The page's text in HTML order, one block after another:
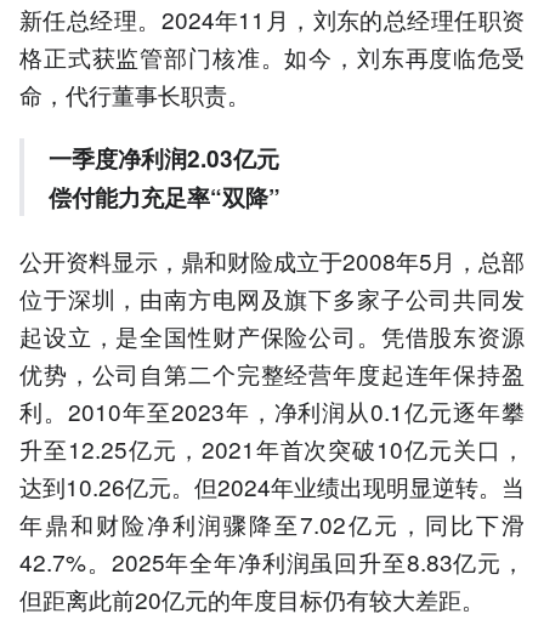
新任总经理。2024年11月，刘东的总经理任职资
格正式获监管部门核准。如今，刘东再度临危受
命，代行董事长职责。
一季度净利润2.03亿元
偿付能力充足率“双降”
公开资料显示，鼎和财险成立于2008年5月，总部
位于深圳，由南方电网及旗下多家子公司共同发
起设立，是全国性财产保险公司。凭借股东资源
优势，公司自第二个完整经营年度起连年保持盈
利。2010年至2023年，净利润从0.1亿元逐年攀
升至12.25亿元，2021年首次突破10亿元关口，
达到10.26亿元。但2024年业绩出现明显逆转。当
年鼎和财险净利润骤降至7.02亿元，同比下滑
42.7%。2025年全年净利润虽回升至8.83亿元，
但距离此前20亿元的年度目标仍有较大差距。